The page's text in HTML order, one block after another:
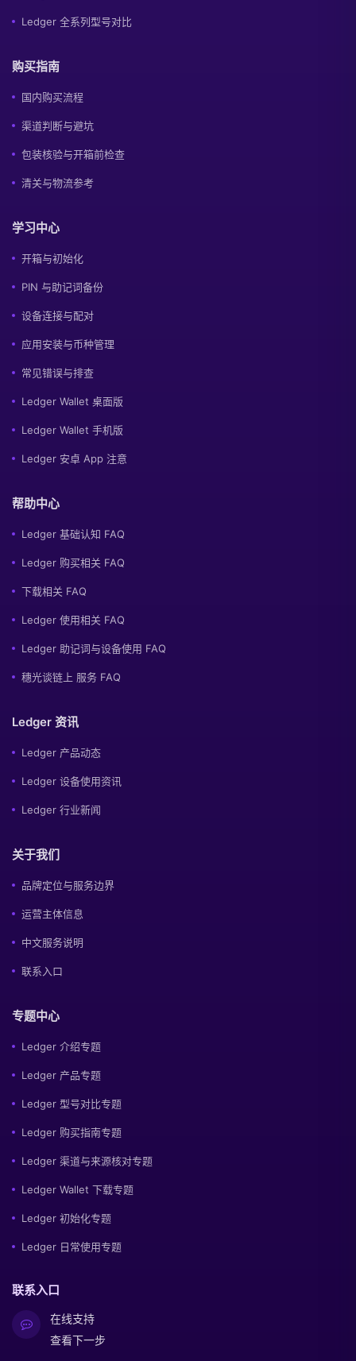
Ledger 全系列型号对比
购买指南
国内购买流程
渠道判断与避坑
包装核验与开箱前检查
清关与物流参考
学习中心
开箱与初始化
PIN 与助记词备份
设备连接与配对
应用安装与币种管理
常见错误与排查
Ledger Wallet 桌面版
Ledger Wallet 手机版
Ledger 安卓 App 注意
帮助中心
Ledger 基础认知 FAQ
Ledger 购买相关 FAQ
下载相关 FAQ
Ledger 使用相关 FAQ
Ledger 助记词与设备使用 FAQ
穗光谈链上 服务 FAQ
Ledger 资讯
Ledger 产品动态
Ledger 设备使用资讯
Ledger 行业新闻
关于我们
品牌定位与服务边界
运营主体信息
中文服务说明
联系入口
专题中心
Ledger 介绍专题
Ledger 产品专题
Ledger 型号对比专题
Ledger 购买指南专题
Ledger 渠道与来源核对专题
Ledger Wallet 下载专题
Ledger 初始化专题
Ledger 日常使用专题
联系入口
在线支持
查看下一步